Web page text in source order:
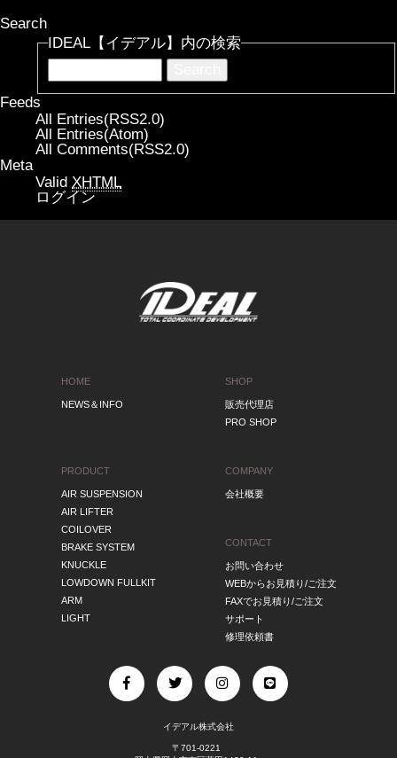
Search
IDEAL【イデアル】内の検索
Feeds
All Entries(RSS2.0)
All Entries(Atom)
All Comments(RSS2.0)
Meta
Valid XHTML
ログイン
HOME
NEWS＆INFO
PRODUCT
AIR SUSPENSION
AIR LIFTER
COILOVER
BRAKE SYSTEM
KNUCKLE
LOWDOWN FULLKIT
ARM
LIGHT
SHOP
販売代理店
PRO SHOP
COMPANY
会社概要
CONTACT
お問い合わせ
WEBからお見積り/ご注文
FAXでお見積り/ご注文
サポート
修理依頼書
イデアル株式会社
〒701-0221